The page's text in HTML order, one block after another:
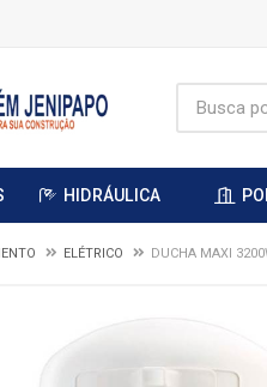
HIDRÁULICA
ELÉTRICO DUCHA MAXI